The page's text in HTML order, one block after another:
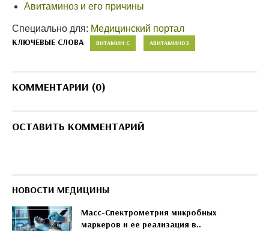
Авитаминоз и его причины
Специально для: Медицинский портал
КЛЮЧЕВЫЕ СЛОВА ВИТАМИН С АВИТАМИНОЗ
КОММЕНТАРИИ (0)
ОСТАВИТЬ КОММЕНТАРИЙ
НОВОСТИ МЕДИЦИНЫ
Масс-Спектрометрия микробных
маркеров и ее реализация в..